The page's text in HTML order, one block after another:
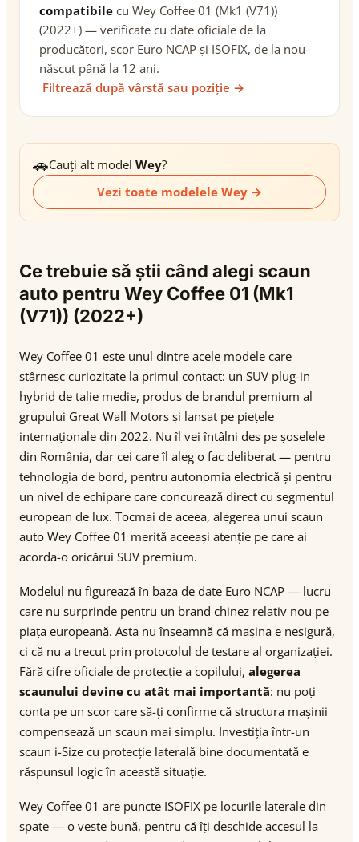
compatibile cu Wey Coffee 01 (Mk1 (V71))
(2022+) — verificate cu date oficiale de la
producători, scor Euro NCAP și ISOFIX, de la nou-
născut până la 12 ani.
Filtrează după vârstă sau poziție →
🚗Cauți alt model Wey?
Vezi toate modelele Wey →
Ce trebuie să știi când alegi scaun
auto pentru Wey Coffee 01 (Mk1
(V71)) (2022+)
Wey Coffee 01 este unul dintre acele modele care
stârnesc curiozitate la primul contact: un SUV plug-in
hybrid de talie medie, produs de brandul premium al
grupului Great Wall Motors și lansat pe piețele
internaționale din 2022. Nu îl vei întâlni des pe șoselele
din România, dar cei care îl aleg o fac deliberat — pentru
tehnologia de bord, pentru autonomia electrică și pentru
un nivel de echipare care concurează direct cu segmentul
european de lux. Tocmai de aceea, alegerea unui scaun
auto Wey Coffee 01 merită aceeași atenție pe care ai
acorda-o oricărui SUV premium.
Modelul nu figurează în baza de date Euro NCAP — lucru
care nu surprinde pentru un brand chinez relativ nou pe
piața europeană. Asta nu înseamnă că mașina e nesigură,
ci că nu a trecut prin protocolul de testare al organizației.
Fără cifre oficiale de protecție a copilului, alegerea
scaunului devine cu atât mai importantă: nu poți
conta pe un scor care să-ți confirme că structura mașinii
compensează un scaun mai simplu. Investiția într-un
scaun i-Size cu protecție laterală bine documentată e
răspunsul logic în această situație.
Wey Coffee 01 are puncte ISOFIX pe locurile laterale din
spate — o veste bună, pentru că îți deschide accesul la